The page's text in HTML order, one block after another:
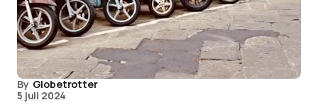
By Globetrotter
5 juli 2024